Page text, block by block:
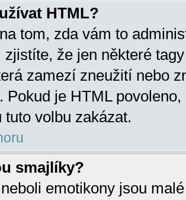
HTML?
tom, zda vám to
zjistíte, že jen některé
zamezí zneužití nebo
Pokud je HTML
tuto volbu zakázat.
smajlíky?
emotikony jsou